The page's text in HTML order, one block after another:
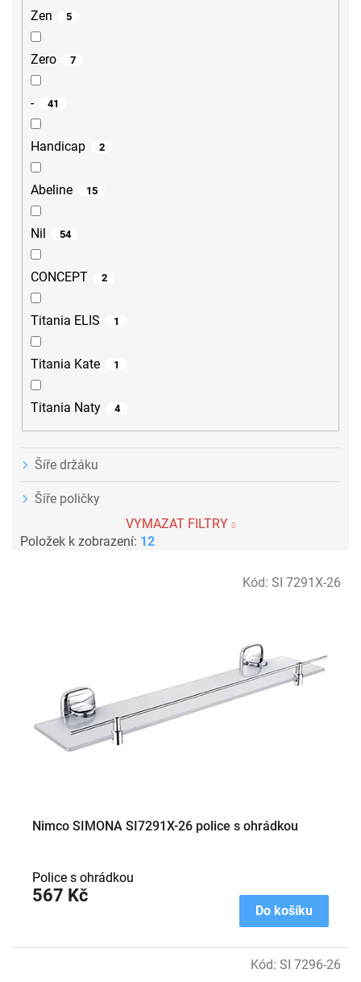
Zen 5
Zero 7
- 41
Handicap 2
Abeline 15
Nil 54
CONCEPT 2
Titania ELIS 1
Titania Kate 1
Titania Naty 4
Šíře držáku
Šíře poličky
VYMAZAT FILTRY
Položek k zobrazení: 12
Nimco SIMONA SI7291X-26 police s ohrádkou
567 Kč
Do košíku
Police s ohrádkou
Kód: SI 7291X-26
Kód: SI 7296-26